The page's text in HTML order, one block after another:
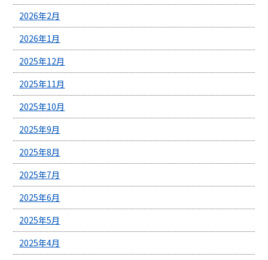
2026年2月
2026年1月
2025年12月
2025年11月
2025年10月
2025年9月
2025年8月
2025年7月
2025年6月
2025年5月
2025年4月